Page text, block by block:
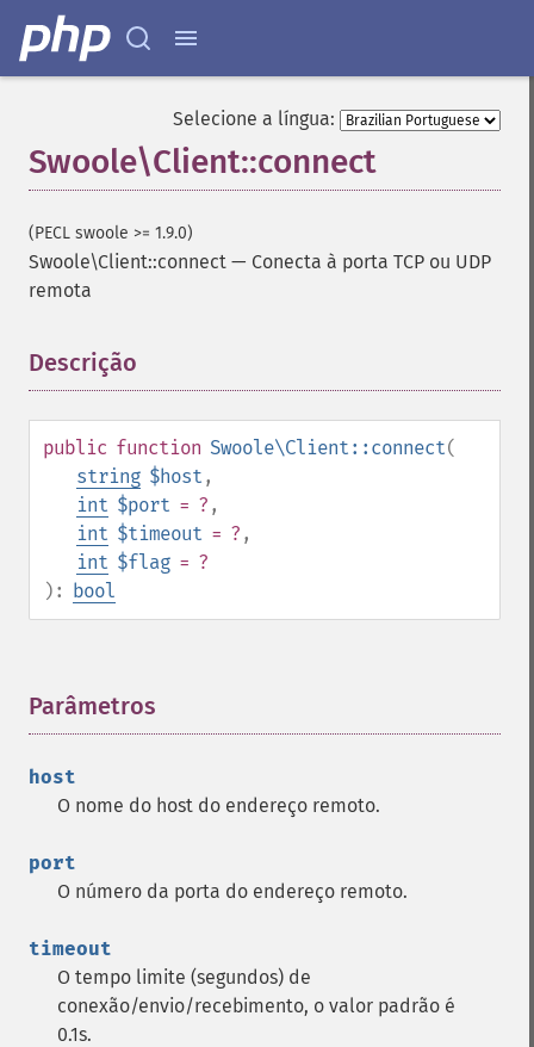
Selecione a língua:
Swoole\Client::connect
(PECL swoole >= 1.9.0)
Swoole\Client::connect — Conecta à porta TCP ou UDP
remota
Descrição
public function Swoole\Client::connect(
string $host ,
int $port = ? ,
int $timeout = ? ,
int $flag = ?
): bool
Parâmetros
host
O nome do host do endereço remoto.
port
O número da porta do endereço remoto.
timeout
O tempo limite (segundos) de
conexão/envio/recebimento, o valor padrão é
0.1s.